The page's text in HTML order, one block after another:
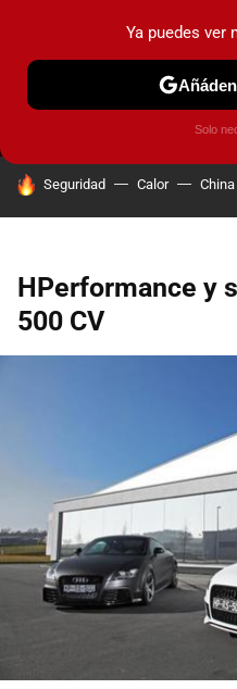
MENÚ
COCHES
HOY SE HABLA DE
Seguridad Calor China
HPerformance y
500 CV
Ya puedes ver
Solo